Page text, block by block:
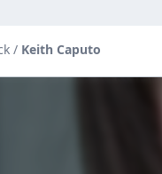
/ Keith Caputo